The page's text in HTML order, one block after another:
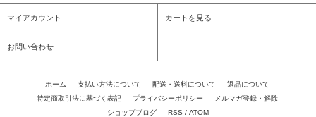
マイアカウント カートを見る
お問い合わせ
ホーム 支払い方法について 配送・送料について 返品について
特定商取引法に基づく表記
プライバシーポリシー メルマガ登録・解除
ショップブログ
RSS / ATOM